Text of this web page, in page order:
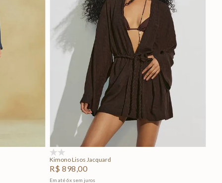
P M
Adicionar na sacola
Kimono Lisos Jacquard
R$ 898,00
Em até6x sem juros